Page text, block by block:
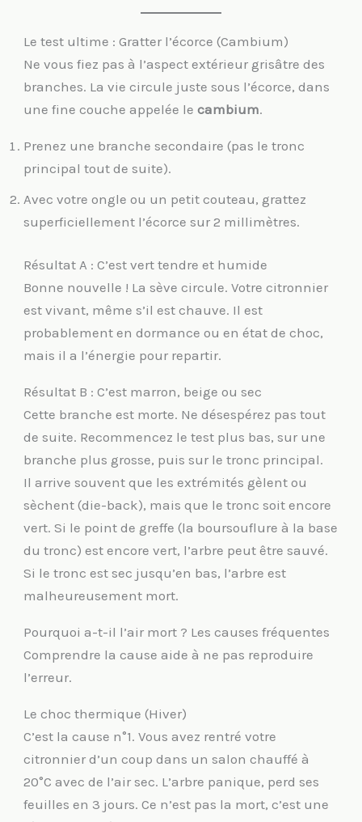
Le test ultime : Gratter l’écorce (Cambium)
Ne vous fiez pas à l’aspect extérieur grisâtre des
branches. La vie circule juste sous l’écorce, dans
une fine couche appelée lecambium.
Prenez une branche secondaire (pas le tronc
principal tout de suite).
Avec votre ongle ou un petit couteau, grattez
superficiellement l’écorce sur 2 millimètres.
Résultat A : C’est vert tendre et humide
Bonne nouvelle ! La sève circule. Votre citronnier
est vivant, même s’il est chauve. Il est
probablement en dormance ou en état de choc,
mais il a l’énergie pour repartir.
Résultat B : C’est marron, beige ou sec
Cette branche est morte. Ne désespérez pas tout
de suite. Recommencez le test plus bas, sur une
branche plus grosse, puis sur le tronc principal.
Il arrive souvent que les extrémités gèlent ou
sèchent (die-back), mais que le tronc soit encore
vert. Si le point de greffe (la boursouflure à la base
du tronc) est encore vert, l’arbre peut être sauvé.
Si le tronc est sec jusqu’en bas, l’arbre est
malheureusement mort.
Pourquoi a-t-il l’air mort ? Les causes fréquentes
Comprendre la cause aide à ne pas reproduire
l’erreur.
Le choc thermique (Hiver)
C’est la cause n°1. Vous avez rentré votre
citronnier d’un coup dans un salon chauffé à
20°C avec de l’air sec. L’arbre panique, perd ses
feuilles en 3 jours. Ce n’est pas la mort, c’est une